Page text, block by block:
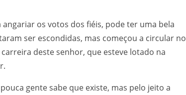
os votos dos fiéis, pode ter uma bela
ser escondidas, mas começou a circular no
deste senhor, que esteve lotado na
gente sabe que existe, mas pelo jeito a